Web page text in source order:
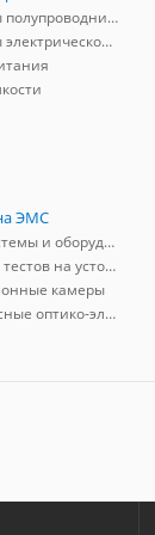
Анализаторы полупроводников
Анализаторы электрической мощности
ЭМС
Тестовые системы и оборудование
Антенны для тестов на устойчивость к ЭМП
камеры
Широкополосные оптико-электрические линии